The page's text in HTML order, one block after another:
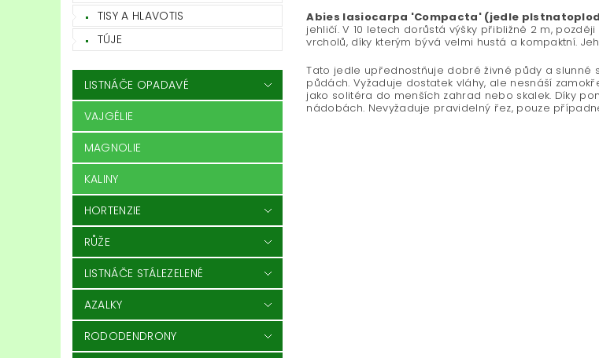
TISY A HLAVOTIS
TÚJE
LISTNÁČE OPADAVÉ
VAJGÉLIE
MAGNOLIE
KALINY
HORTENZIE
RŮŽE
LISTNÁČE STÁLEZELENÉ
AZALKY
RODODENDRONY
Abies lasiocarpa 'Compacta' (jedle
jehličí. V 10 letech dorůstá výšky přibližně 2 m,
vrcholů, díky kterým bývá velmi hustá a kompaktní.
Tato jedle upřednostňuje dobré živné půdy a slunné
půdách. Vyžaduje dostatek vláhy, ale nesnáší
jako solitéra do menších zahrad nebo skalek. Díky
nádobách. Nevyžaduje pravidelný řez, pouze